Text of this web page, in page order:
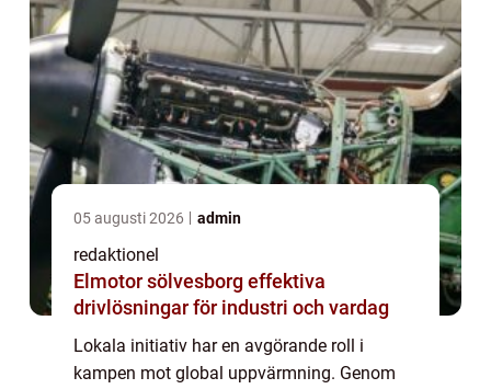
05 augusti 2026 admin
redaktionel
Elmotor sölvesborg effektiva
drivlösningar för industri och vardag
Lokala initiativ har en avgörande roll i
kampen mot global uppvärmning. Genom